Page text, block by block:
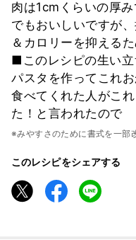
肉は1cmくらいの厚
でもおいしいですが
＆カロリーを抑える
■このレシピの生い立
パスタを作ってこれ
食べてくれた人がこ
た！と言われたので
※みやすさのために書式を一部
このレシピをシェアする